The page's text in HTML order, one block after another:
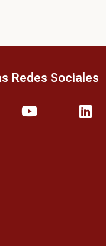
Redes Sociales